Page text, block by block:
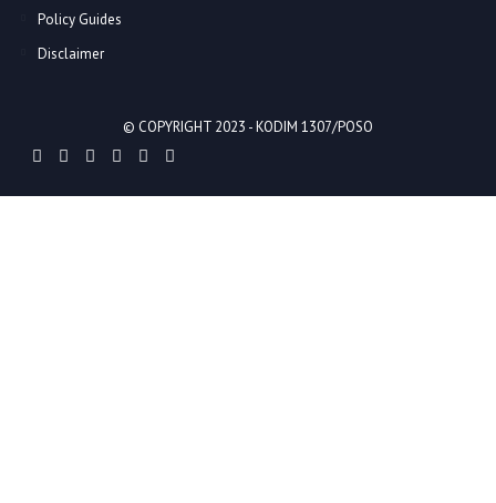
Policy Guides
Disclaimer
© COPYRIGHT 2023 -KODIM 1307/POSO